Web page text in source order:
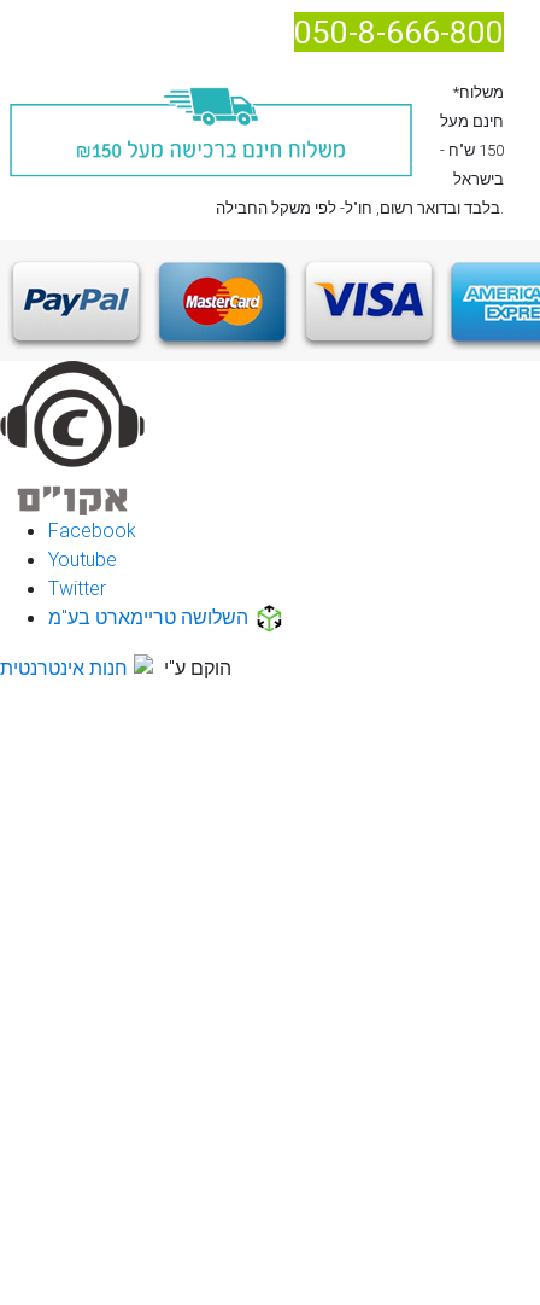
050-8-666-800
*משלוח
חינם מעל
150 ש"ח -
בישראל
בלבדובדואר רשום , חו"ל- לפי משקל החבילה.
Facebook
Youtube
Twitter
השלושה טריימארט בע"מ
הוקם ע"י חנות אינטרנטית